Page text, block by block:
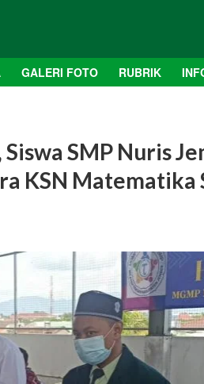
GALERI FOTO RUBRIK
SMP Nuris
KSN Matematika